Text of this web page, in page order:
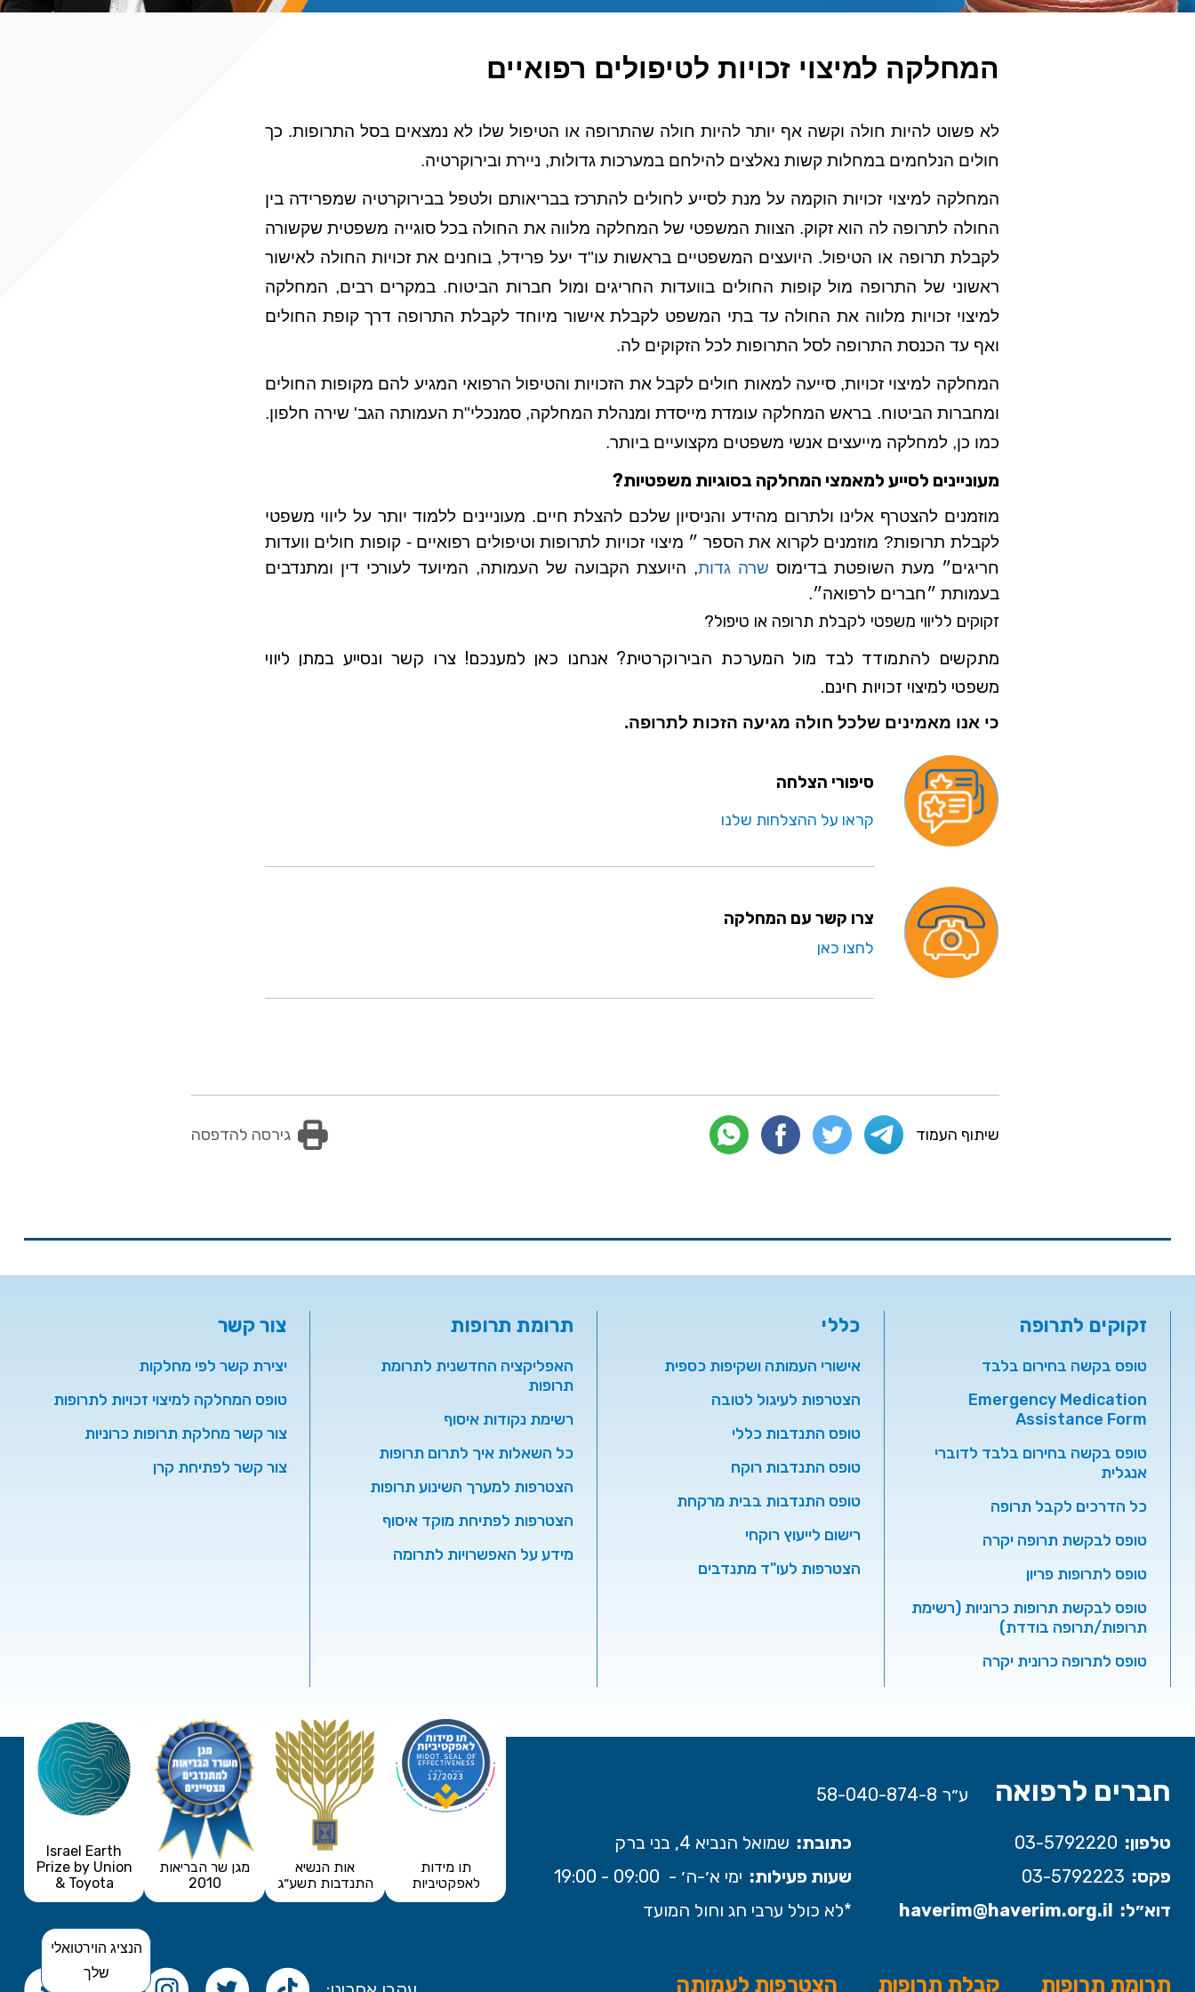
המחלקה למיצוי זכויות לטיפולים רפואיים
לא פשוט להיות חולה וקשה אף יותר להיות חולה שהתרופה או הטיפול שלו לא נמצאים בסל התרופות. כך
חולים הנלחמים במחלות קשות נאלצים להילחם במערכות גדולות, ניירת ובירוקרטיה.
המחלקה למיצוי זכויות הוקמה על מנת לסייע לחולים להתרכז בבריאותם ולטפל בבירוקרטיה שמפרידה בין
החולה לתרופה לה הוא זקוק. הצוות המשפטי של המחלקה מלווה את החולה בכל סוגייה משפטית שקשורה
לקבלת תרופה או הטיפול. היועצים המשפטיים בראשות עו"ד יעל פרידל, בוחנים את זכויות החולה לאישור
ראשוני של התרופה מול קופות החולים בוועדות החריגים ומול חברות הביטוח. במקרים רבים, המחלקה
למיצוי זכויות מלווה את החולה עד בתי המשפט לקבלת אישור מיוחד לקבלת התרופה דרך קופת החולים
ואף עד הכנסת התרופה לסל התרופות לכל הזקוקים לה.
המחלקה למיצוי זכויות, סייעה למאות חולים לקבל את הזכויות והטיפול הרפואי המגיע להם מקופות החולים
ומחברות הביטוח. בראש המחלקה עומדת מייסדת ומנהלת המחלקה, סמנכלי"ת העמותה הגב' שירה חלפון.
כמו כן, למחלקה מייעצים אנשי משפטים מקצועיים ביותר.
מעוניינים לסייע למאמצי המחלקה בסוגיות משפטיות?
מוזמנים להצטרף אלינו ולתרום מהידע והניסיון שלכם להצלת חיים. מעוניינים ללמוד יותר על ליווי משפטי
לקבלת תרופות? מוזמנים לקרוא את הספר ״ מיצוי זכויות לתרופות וטיפולים רפואיים - קופות חולים וועדות
חריגים״ מעת השופטת בדימוס שרה גדות, היועצת הקבועה של העמותה, המיועד לעורכי דין ומתנדבים
בעמותת ״חברים לרפואה״.
זקוקים לליווי משפטי לקבלת תרופה או טיפול?
מתקשים להתמודד לבד מול המערכת הבירוקרטית? אנחנו כאן למענכם! צרו קשר ונסייע במתן ליווי
משפטי למיצוי זכויות חינם.
כי אנו מאמינים שלכל חולה מגיעה הזכות לתרופה.
סיפורי הצלחה
קראו על ההצלחות שלנו
צרו קשר עם המחלקה
לחצו כאן
שיתוף העמוד גירסה להדפסה
זקוקים לתרופה
טופס בקשה בחירום בלבד
Emergency Medication
Assistance Form
טופס בקשה בחירום בלבד לדוברי
אנגלית
כל הדרכים לקבל תרופה
טופס לבקשת תרופה יקרה
טופס לתרופות פריון
טופס לבקשת תרופות כרוניות (רשימת
תרופות/תרופה בודדת)
טופס לתרופה כרונית יקרה
כללי
אישורי העמותה ושקיפות כספית
הצטרפות לעיגול לטובה
טופס התנדבות כללי
טופס התנדבות רוקח
טופס התנדבות בבית מרקחת
רישום לייעוץ רוקחי
הצטרפות לעו"ד מתנדבים
תרומת תרופות
האפליקציה החדשנית לתרומת
תרופות
רשימת נקודות איסוף
כל השאלות איך לתרום תרופות
הצטרפות למערך השינוע תרופות
הצטרפות לפתיחת מוקד איסוף
מידע על האפשרויות לתרומה
צור קשר
יצירת קשר לפי מחלקות
טופס המחלקה למיצוי זכויות לתרופות
צור קשר מחלקת תרופות כרוניות
צור קשר לפתיחת קרן
חברים לרפואה ע״ר 58-040-874-8
טלפון: 03-5792220
פקס: 03-5792223
דוא״ל: haverim@haverim.org.il
כתובת: שמואל הנביא 4, בני ברק
שעות פעילות: ימי א׳-ה׳ - 09:00 - 19:00
*לא כולל ערבי חג וחול המועד
תו מידות
לאפקטיביות
אות הנשיא
התנדבות תשע״ג
מגן שר הבריאות
2010
Israel Earth
Prize by Union
& Toyota
תרומת תרופות קבלת תרופות הצטרפות לעמותה
הנציג הוירטואלי
שלך